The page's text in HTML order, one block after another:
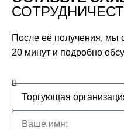
После её получения, мы
20 минут и подробно